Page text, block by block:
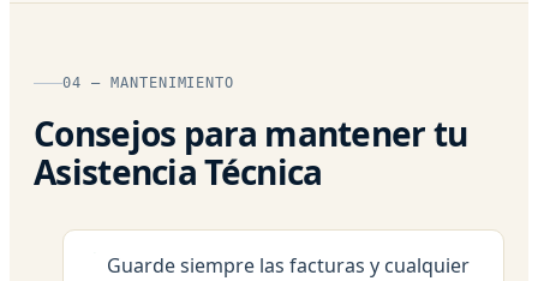
04 — MANTENIMIENTO
Consejos para mantener tu
Asistencia Técnica
Guarde siempre las facturas y cualquier